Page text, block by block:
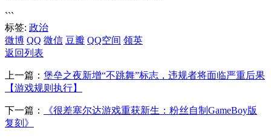
```
标签: 政治
微博 QQ 微信 豆瓣 QQ空间 领英
返回列表
上一篇： 堡垒之夜新增“不跳舞”标志，违规者将面临严重后果
【游戏规则执行】
下一篇：
《很差塞尔达游戏重获新生：粉丝自制GameBoy版
复刻》